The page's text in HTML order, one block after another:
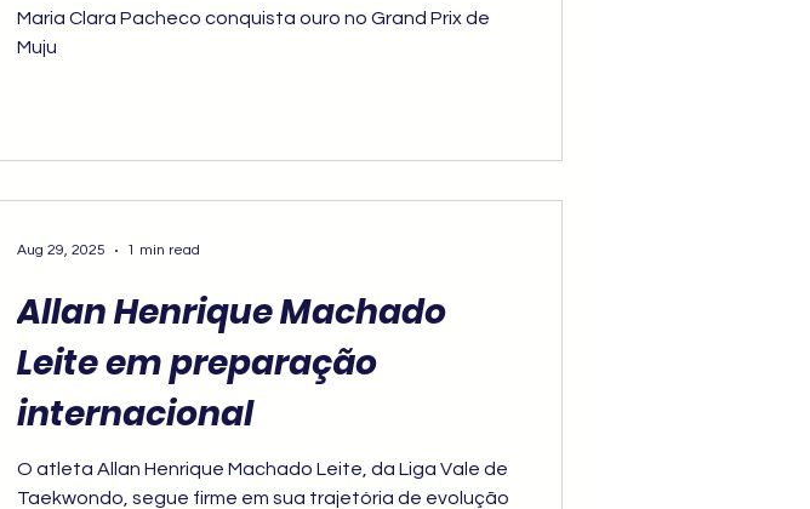
Maria Clara Pacheco conquista ouro no Grand Prix de
Muju
Allan Henrique Machado
Leite em preparação
internacional
O atleta Allan Henrique Machado Leite, da Liga Vale de
Taekwondo, segue firme em sua trajetória de evolução
Aug 29, 2025 1 min read